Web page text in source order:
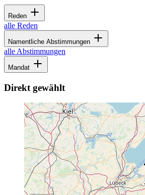
Reden
alle Reden
Namentliche Abstimmungen
alle Abstimmungen
Mandat
Direkt gewählt